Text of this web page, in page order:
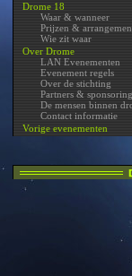
Drome 18
Waar & wanneer
Prijzen &
Wie zit waar
Over Drome
LAN Evenementen
Evenement regels
Over de stichting
Partners & sponsoring
De mensen binnen
Contact informatie
Vorige evenementen